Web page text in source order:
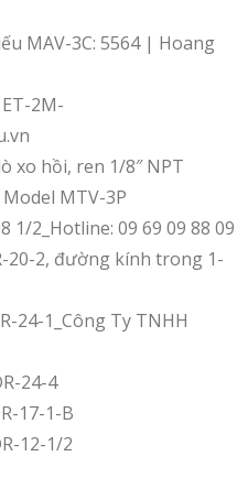
MAV-3C: 5564 | Hoang
2M-
xo hồi, ren 1/8″ NPT
MTV-3P
1/2_Hotline: 09 69 09 88 09
20-2, đường kính trong 1-
24-1_Công Ty TNHH
24-4
17-1-B
12-1/2